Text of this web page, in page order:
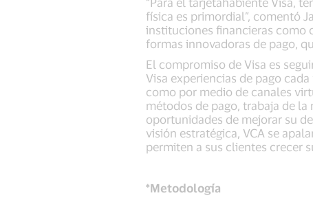
física es primordial”, comentó
instituciones financieras como
formas innovadoras de pago,
El compromiso de Visa es
Visa experiencias de pago
como por medio de canales
métodos de pago, trabaja de
oportunidades de mejorar su
visión estratégica, VCA se
permiten a sus clientes crecer
*Metodología